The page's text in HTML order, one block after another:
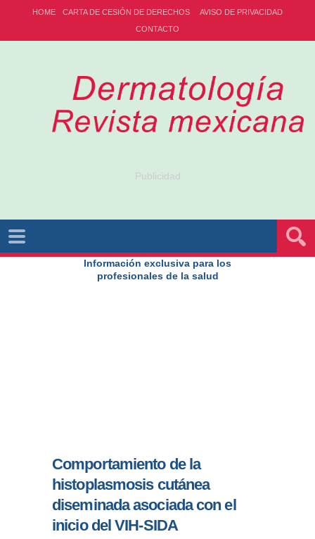
HOME CARTA DE CESIÓN DE DERECHOS
AVISO DE PRIVACIDAD
CONTACTO
Publicidad
Información exclusiva para los
profesionales de la salud
Comportamiento de la
histoplasmosis cutánea
diseminada asociada con el
inicio del VIH-SIDA